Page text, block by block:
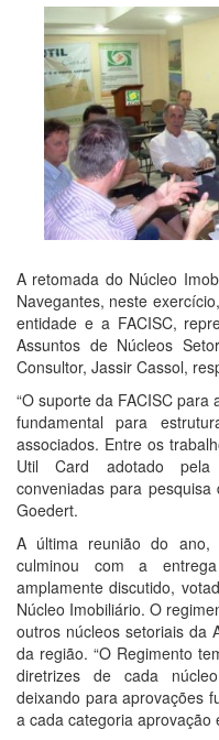
A retomada do Núcleo
Navegantes, neste
entidade e a FACISC,
Assuntos de Núcleos
Consultor, Jassir Cassol,
“O suporte da FACISC
fundamental para
associados. Entre os
Util Card adotado pela
conveniadas para
Goedert.
A última reunião do ano,
culminou com a
amplamente discutido,
Núcleo Imobiliário. O
outros núcleos setoriais da
da região. “O Regimento
diretrizes de cada
deixando para aprovações
a cada categoria aprovação